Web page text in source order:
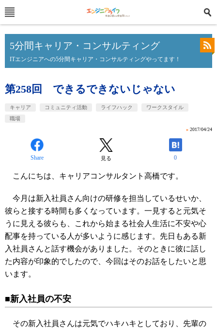
5分間キャリア・コンサルティング
ITエンジニアへの5分間キャリア・コンサルティングやってます！
第258回 できるできないじゃない
キャリア コミュニティ活動 ライフハック
ワークスタイル
職場
» 2017/04/24
Share 見る 0
こんにちは、キャリアコンサルタント高橋です。
今月は新入社員さん向けの研修を担当しているせいか、
彼らと接する時間も多くなっています。一見すると元気そ
うに見える彼らも、これから始まる社会人生活に不安や心
配事を持っている人が多いように感じます。先日もある新
入社員さんと話す機会がありました。そのときに彼に話し
た内容が印象的でしたので、今回はそのお話をしたいと思
います。
■新入社員の不安
その新入社員さんは元気でハキハキとしており、先輩の